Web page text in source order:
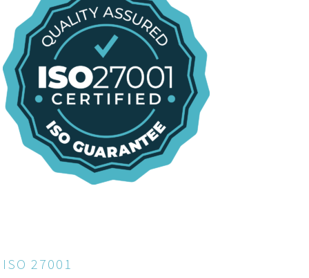
ISO 27001